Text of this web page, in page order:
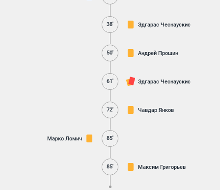
38' Эдгарас Чеснаускис
50' Андрей Прошин
61' Эдгарас Чеснаускис
72' Чавдар Янков
Марко Ломич 85'
85' Максим Григорьев